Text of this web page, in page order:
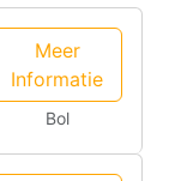
Meer
Informatie
Bol